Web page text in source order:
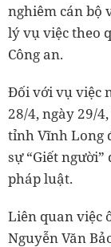
nghiêm cán bộ
lý vụ việc theo
Công an.
Đối với vụ việc
28/4, ngày 29/
tỉnh Vĩnh Long
sự “Giết
pháp luật.
Liên quan việc
Nguyễn Văn